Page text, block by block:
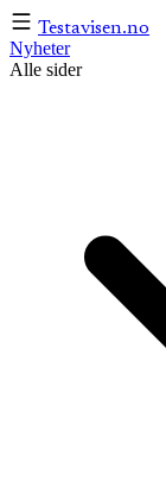
Testavisen.no
Nyheter
Alle sider